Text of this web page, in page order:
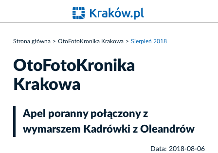
Strona główna OtoFotoKronika Krakowa Sierpień 2018
OtoFotoKronika
Krakowa
Apel poranny połączony z
wymarszem Kadrówki z Oleandrów
Data: 2018-08-06